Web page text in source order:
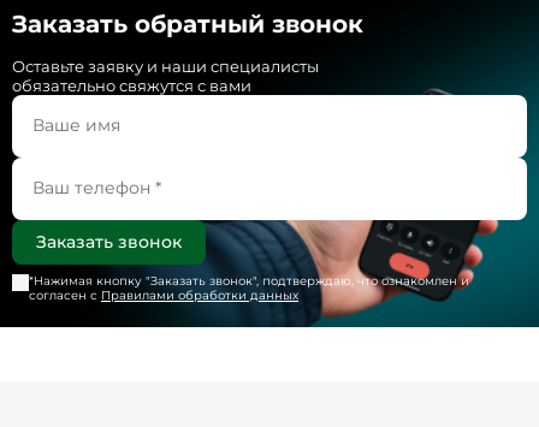
Заказать обратный звонок
Оставьте заявку и наши специалисты
обязательно свяжутся с вами
*Нажимая кнопку "Заказать звонок", подтверждаю, что ознакомлен и
согласен с Правилами обработки данных